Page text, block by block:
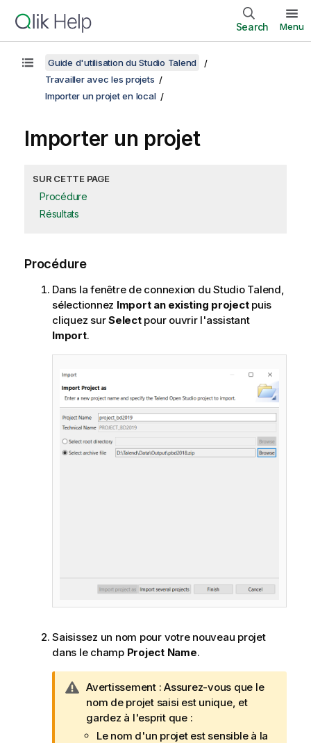
Search Menu
Guide d'utilisation du Studio Talend
Travailler avec les projets
Importer un projet en local
Importer un projet
SUR CETTE PAGE
Procédure
Résultats
Procédure
Dans la fenêtre de connexion du Studio Talend,
sélectionnez Import an existing projectpuis
cliquez surSelectpour ouvrir l'assistant
Import.
Saisissez un nom pour votre nouveau projet
dans le champ Project Name.
N
o
t
e
Avertissement : Assurez-vous que le
nom de projet saisi est unique, et
gardez à l'esprit que :
Le nom d'un projet est sensible à la